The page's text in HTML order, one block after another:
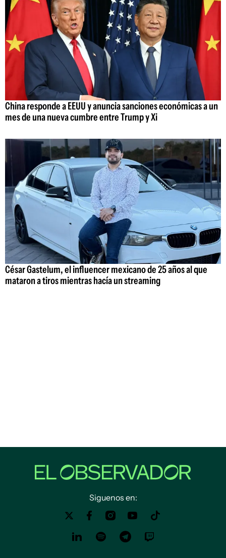
China responde a EEUU y anuncia sanciones económicas a un
mes de una nueva cumbre entre Trump y Xi
César Gastelum, el influencer mexicano de 25 años al que
mataron a tiros mientras hacía un streaming
Siguenos en: